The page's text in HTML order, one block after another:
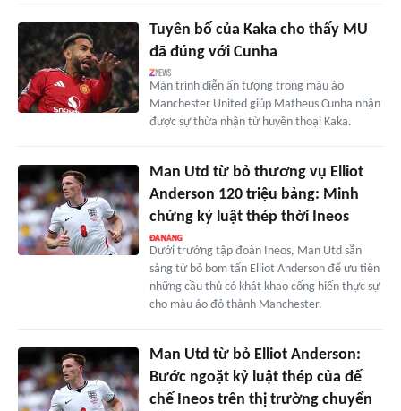
Tuyên bố của Kaka cho thấy MU
đã đúng với Cunha
Màn trình diễn ấn tượng trong màu áo
Manchester United giúp Matheus Cunha nhận
được sự thừa nhận từ huyền thoại Kaka.
Man Utd từ bỏ thương vụ Elliot
Anderson 120 triệu bảng: Minh
chứng kỷ luật thép thời Ineos
Dưới trướng tập đoàn Ineos, Man Utd sẵn
sàng từ bỏ bom tấn Elliot Anderson để ưu tiên
những cầu thủ có khát khao cống hiến thực sự
cho màu áo đỏ thành Manchester.
Man Utd từ bỏ Elliot Anderson:
Bước ngoặt kỷ luật thép của đế
chế Ineos trên thị trường chuyển